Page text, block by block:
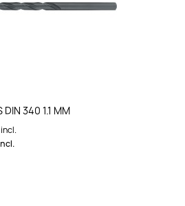
DIN 340 1.1 MM
incl.